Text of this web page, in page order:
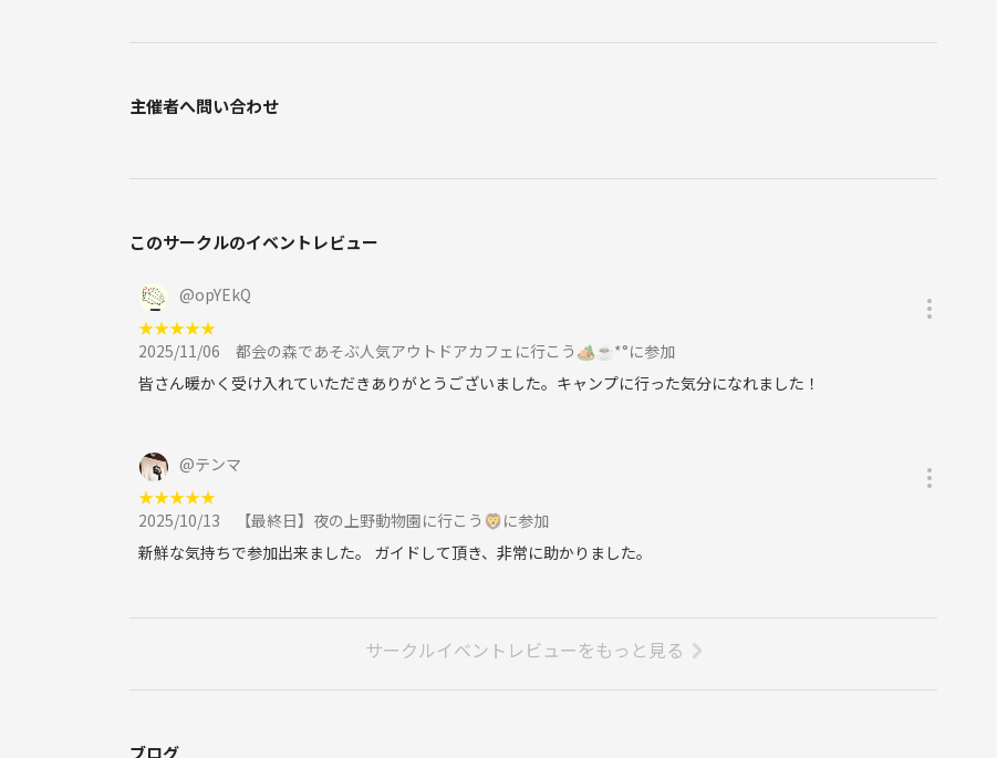
主催者へ問い合わせ
このサークルのイベントレビュー
@opYEkQ
★★★★★
2025/11/06
都会の森であそぶ人気アウトドアカフェに行こう🏕☕*°に参加
皆さん暖かく受け入れていただきありがとうございました。キャンプに行った気分になれました！
@テンマ
★★★★★
2025/10/13
【最終日】夜の上野動物園に行こう🦁に参加
新鮮な気持ちで参加出来ました。 ガイドして頂き、非常に助かりました。
サークルイベントレビューをもっと見る
ブログ